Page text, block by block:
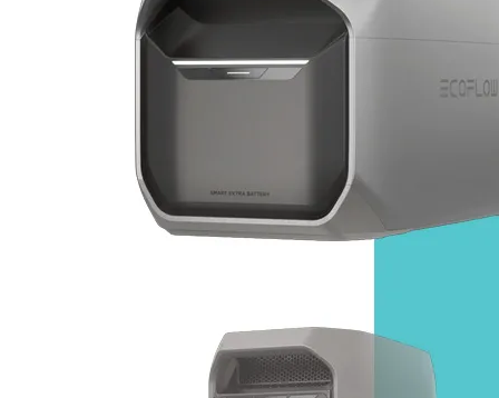
Accessoires panneaux solaires
Batteries
Batteries Lithium
Batteries LIONTRON
Gamme VICTRON ENERGY
Piles à combustible
Groupes Electrogènes
Convertisseurs 12V - 230V
Eclairages intérieur
Eclairages extérieur
Eclairage portatif et piles
Déstockage
Ventes Flash
Reconditionnés
Nos Véhicules en concession